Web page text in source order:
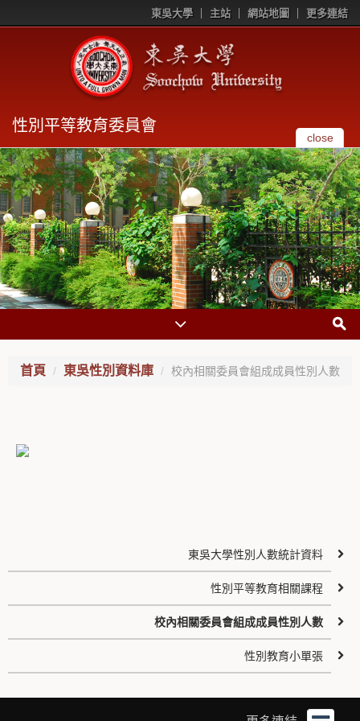
東吳大學 主站 網站地圖 更多連結
性別平等教育委員會
close
首頁 東吳性別資料庫 校內相關委員會組成成員性別人數
東吳大學性別人數統計資料
性別平等教育相關課程
校內相關委員會組成成員性別人數
性別教育小單張